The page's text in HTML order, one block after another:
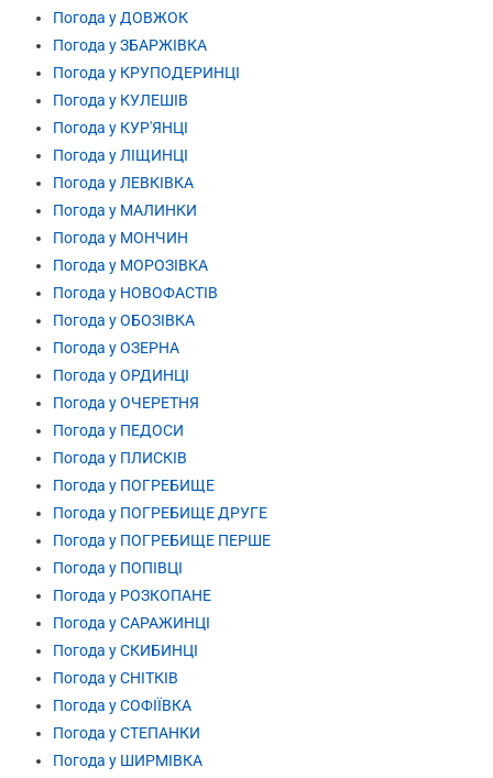
Погода у ДОВЖОК
Погода у ЗБАРЖІВКА
Погода у КРУПОДЕРИНЦІ
Погода у КУЛЕШІВ
Погода у КУР'ЯНЦІ
Погода у ЛІЩИНЦІ
Погода у ЛЕВКІВКА
Погода у МАЛИНКИ
Погода у МОНЧИН
Погода у МОРОЗІВКА
Погода у НОВОФАСТІВ
Погода у ОБОЗІВКА
Погода у ОЗЕРНА
Погода у ОРДИНЦІ
Погода у ОЧЕРЕТНЯ
Погода у ПЕДОСИ
Погода у ПЛИСКІВ
Погода у ПОГРЕБИЩЕ
Погода у ПОГРЕБИЩЕ ДРУГЕ
Погода у ПОГРЕБИЩЕ ПЕРШЕ
Погода у ПОПІВЦІ
Погода у РОЗКОПАНЕ
Погода у САРАЖИНЦІ
Погода у СКИБИНЦІ
Погода у СНІТКІВ
Погода у СОФІЇВКА
Погода у СТЕПАНКИ
Погода у ШИРМІВКА